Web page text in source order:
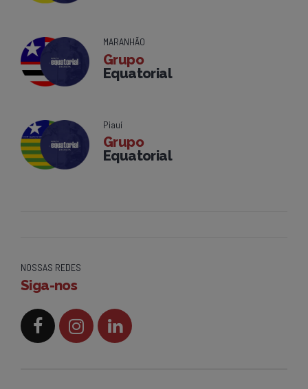
MARANHÃO
Grupo
Equatorial
Piauí
Grupo
Equatorial
NOSSAS REDES
Siga-nos